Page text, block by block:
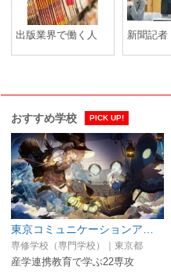
出版業界で働く人 新聞記者
おすすめ学校 PICK UP!
専修学校（専門学校）｜東京都
産学連携教育で学ぶ22専攻